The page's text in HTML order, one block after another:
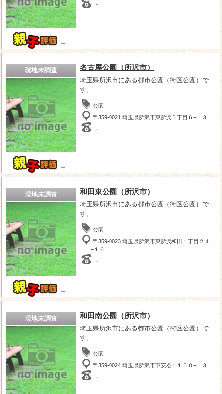
－
－
現地未調査
－
名古屋公園（所沢市）
埼玉県所沢市にある都市公園（街区公園）で
す。
公園
〒359-0021 埼玉県所沢市東所沢５丁目６−１３
－
現地未調査
－
和田東公園（所沢市）
埼玉県所沢市にある都市公園（街区公園）で
す。
公園
〒359-0023 埼玉県所沢市東所沢和田１丁目２４
−１６
－
現地未調査 和田南公園（所沢市）
埼玉県所沢市にある都市公園（街区公園）で
す。
公園
〒359-0024 埼玉県所沢市下安松１１５０−１３
－